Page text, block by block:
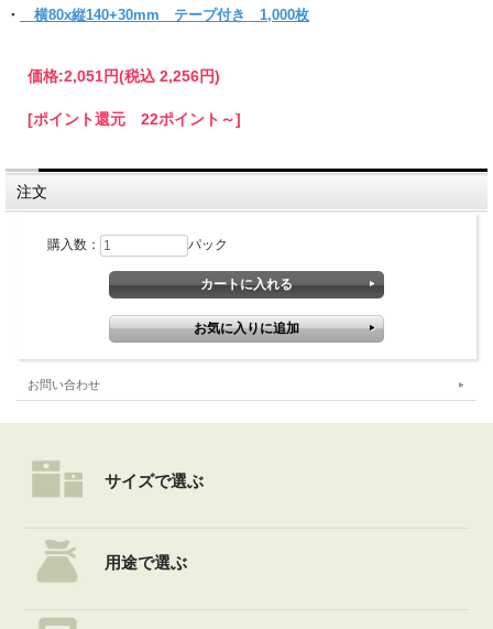
・
横80x縦140+30mm テープ付き 1,000枚
価格:2,051円(税込 2,256円)
[ポイント還元 22ポイント～]
注文
購入数： パック
お問い合わせ
サイズで選ぶ
用途で選ぶ